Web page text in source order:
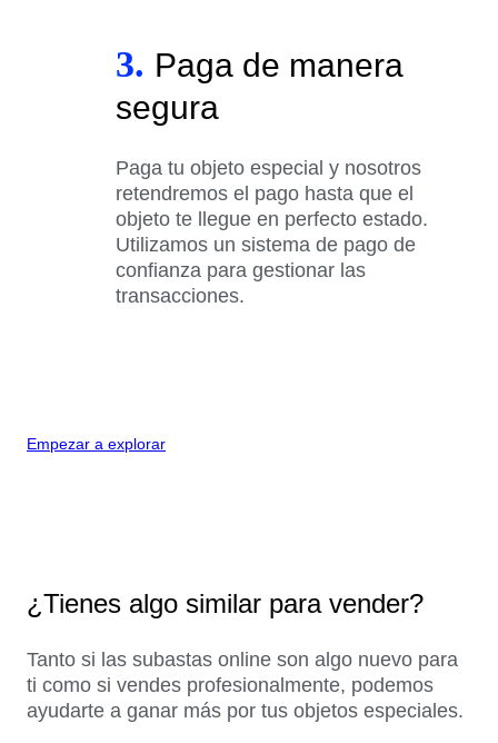
3. Paga de manera
segura
Paga tu objeto especial y nosotros
retendremos el pago hasta que el
objeto te llegue en perfecto estado.
Utilizamos un sistema de pago de
confianza para gestionar las
transacciones.
Empezar a explorar
¿Tienes algo similar para vender?
Tanto si las subastas online son algo nuevo para
ti como si vendes profesionalmente, podemos
ayudarte a ganar más por tus objetos especiales.